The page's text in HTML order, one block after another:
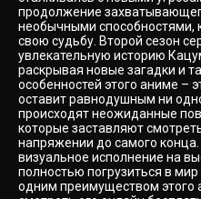
продолжение
необычными способностями,
свою судьбу. Второй сезон
увлекательную историю
раскрывая новые загадки и
особенностей этого аниме –
оставит равнодушным ни
происходят неожиданные
которые заставляют
напряжении до самого
визуальное исполнение на
полностью погрузиться в
одним преимуществом этого